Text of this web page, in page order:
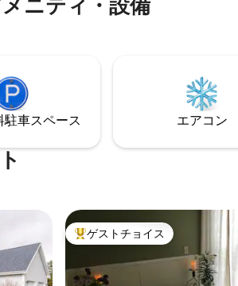
高速で
近く
した
りし
スキ
／水
ぐ（10 ～ 15分）です。
ニティ・設備
駐⁠車ス⁠ペ⁠ー⁠ス エアコン
大好評のゲストチョイスです。
ゲストチョイス